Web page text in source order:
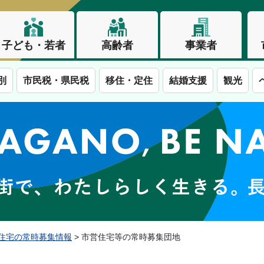
子ども・若者 高齢者 事業者
市民税・県民税 移住・定住 結婚支援 観光
この街で、わたしらしく生きる。長野市
宅の常時募集情報 > 市営住宅等の常時募集団地